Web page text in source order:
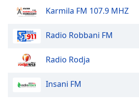
Background
Color
Opacity
Caption
Karmila FM 107.9 MHZ
Radio Robbani FM
Radio Rodja
Insani FM